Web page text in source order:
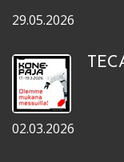
29.05.2026
02.03.2026